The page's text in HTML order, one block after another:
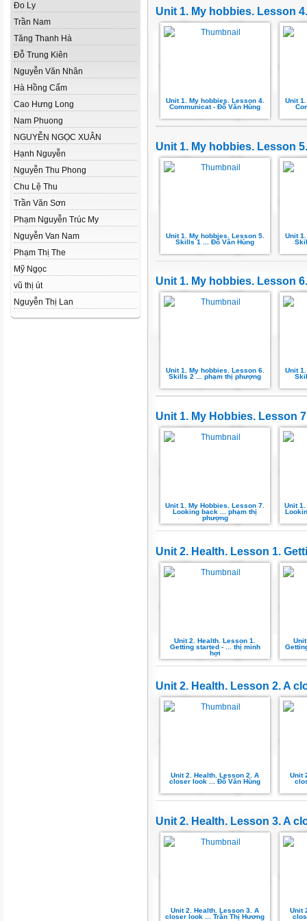
Đo Ly
Trần Nam
Tăng Thanh Hà
Đỗ Trung Kiên
Nguyễn Văn Nhân
Hà Hồng Cẩm
Cao Hưng Long
Nam Phuong
NGUYỄN NGỌC XUÂN
Hạnh Nguyễn
Nguyễn Thu Phong
Chu Lệ Thu
Trần Văn Sơn
Phạm Nguyễn Trúc My
Nguyễn Van Nam
Phạm Thị The
Mỹ Ngọc
vũ thị út
Nguyễn Thị Lan
Unit 1. My hobbies. Lesson
Unit 1. My hobbies. Lesson 4.
Communicat - Đỗ Văn Hùng
Unit
Unit 1. My hobbies. Lesson
Unit 1. My hobbies. Lesson 5.
Skills 1 ... Đỗ Văn Hùng
Unit
Unit 1. My hobbies. Lesson
Unit 1. My hobbies. Lesson 6.
Skills 2 ... phạm thị phượng
Unit
Unit 1. My Hobbies. Lesson
Unit 1. My Hobbies. Lesson 7.
Looking back ... phạm thị
phượng
Unit
Unit 2. Health. Lesson 1.
Unit 2. Health. Lesson 1.
Getting started - ... thị minh
hợi
Unit 2. Health. Lesson 2. A
Unit 2. Health. Lesson 2. A
closer look ... Đỗ Văn Hùng
Unit
Unit 2. Health. Lesson 3. A
Unit 2. Health. Lesson 3. A
closer look ... Trần Thị Hương
Unit